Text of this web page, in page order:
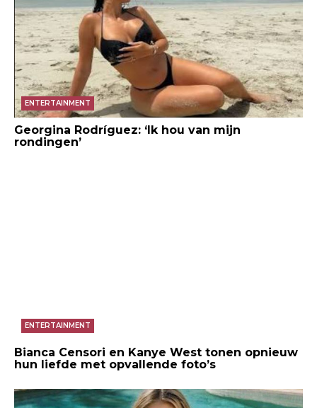
ENTERTAINMENT
Georgina Rodríguez: ‘Ik hou van mijn
rondingen’
ENTERTAINMENT
Bianca Censori en Kanye West tonen opnieuw
hun liefde met opvallende foto’s